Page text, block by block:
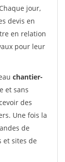
jour,
devis en
en relation
pour leur
chantier-
et sans
des
Une fois la
de
et sites de